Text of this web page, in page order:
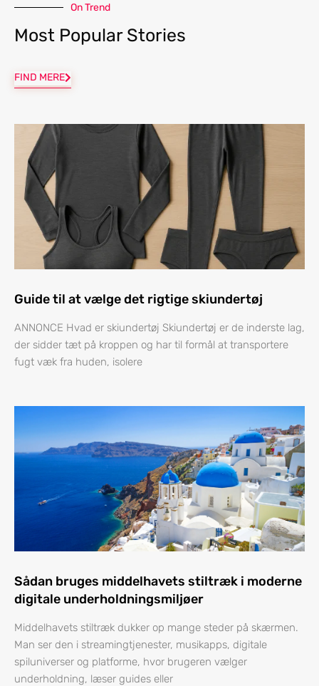
On Trend
Most Popular Stories
FIND MERE
Guide til at vælge det rigtige skiundertøj
ANNONCE Hvad er skiundertøj Skiundertøj er de inderste lag,
der sidder tæt på kroppen og har til formål at transportere
fugt væk fra huden, isolere
Sådan bruges middelhavets stiltræk i moderne
digitale underholdningsmiljøer
Middelhavets stiltræk dukker op mange steder på skærmen.
Man ser den i streamingtjenester, musikapps, digitale
spiluniverser og platforme, hvor brugeren vælger
underholdning, læser guides eller